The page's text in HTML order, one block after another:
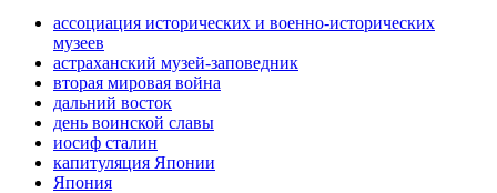
ассоциация исторических и военно-исторических
музеев
астраханский музей-заповедник
вторая мировая война
дальний восток
день воинской славы
иосиф сталин
капитуляция Японии
Япония